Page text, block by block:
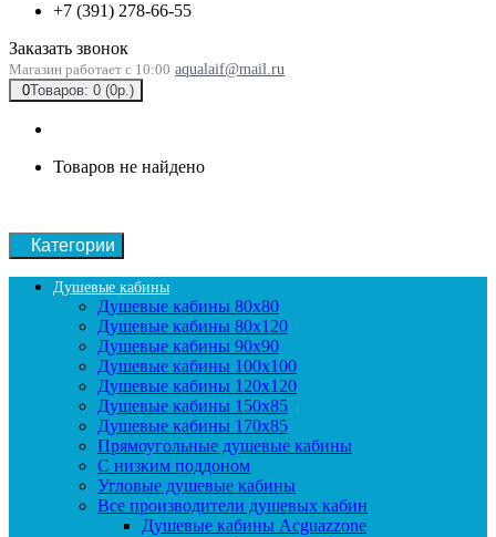
+7 (391) 278-66-55
Заказать звонок
Магазин работает с 10:00 aqualaif@mail.ru
0Товаров: 0 (0р.)
Товаров не найдено
Категории
Душевые кабины
Душевые кабины 80x80
Душевые кабины 80x120
Душевые кабины 90х90
Душевые кабины 100x100
Душевые кабины 120x120
Душевые кабины 150x85
Душевые кабины 170x85
Прямоугольные душевые кабины
С низким поддоном
Угловые душевые кабины
Все производители душевых кабин
Душевые кабины Acguazzone